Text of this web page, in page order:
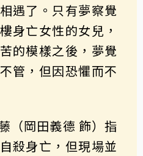
遇了。只有夢察覺
身亡女性的女兒，
的模樣之後，夢覺
管，但因恐懼而不
（岡田義德 飾）指
殺身亡，但現場並